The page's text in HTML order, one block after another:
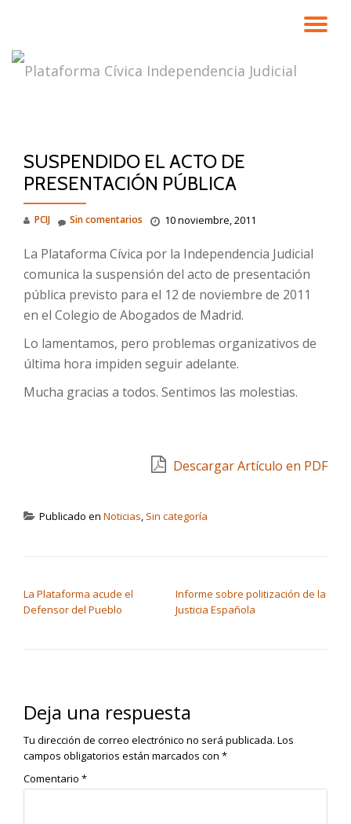
contenido
SUSPENDIDO EL ACTO DE
PRESENTACIÓN PÚBLICA
PCIJ 10 noviembre, 2011
Sin comentarios
La Plataforma Cívica por la Independencia Judicial
comunica la suspensión del acto de presentación
pública previsto para el 12 de noviembre de 2011
en el Colegio de Abogados de Madrid.
Lo lamentamos, pero problemas organizativos de
última hora impiden seguir adelante.
Mucha gracias a todos. Sentimos las molestias.
Descargar Artículo en PDF
Publicado en Noticias, Sin categoría
La Plataforma acude el
Defensor del Pueblo
Informe sobre politización de la
Justicia Española
Deja una respuesta
Tu dirección de correo electrónico no será publicada. Los
campos obligatorios están marcados con *
Comentario *